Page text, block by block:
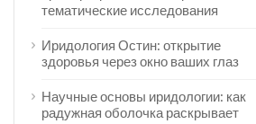
тематические исследования
Иридология Остин: открытие
здоровья через окно ваших глаз
Научные основы иридологии: как
радужная оболочка раскрывает